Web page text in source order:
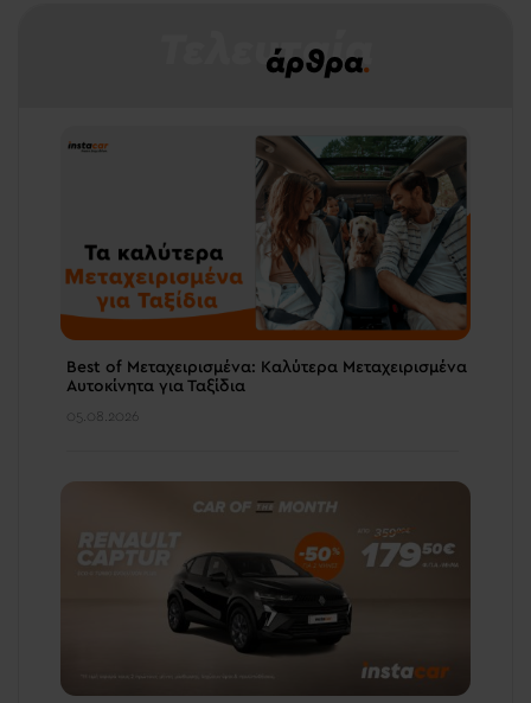
Τελευταία
άρθρα.
Best of Μεταχειρισμένα: Καλύτερα Μεταχειρισμένα
Αυτοκίνητα για Ταξίδια
05.08.2026